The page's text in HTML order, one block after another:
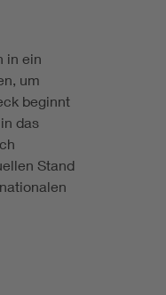
in ein
um
beginnt
das
Stand